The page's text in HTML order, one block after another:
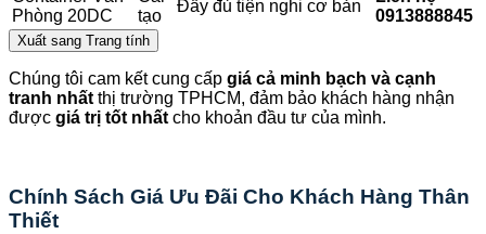
Phòng 20DC
tạo
Đầy đủ tiện nghi cơ bản
0913888845
Xuất sang Trang tính
Chúng tôi cam kết cung cấp giá cả minh bạch và cạnh
tranh nhất thị trường TPHCM, đảm bảo khách hàng nhận
được giá trị tốt nhất cho khoản đầu tư của mình.
Chính Sách Giá Ưu Đãi Cho Khách Hàng Thân
Thiết